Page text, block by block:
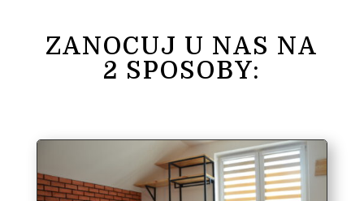
ZANOCUJ U NAS NA
2 SPOSOBY: